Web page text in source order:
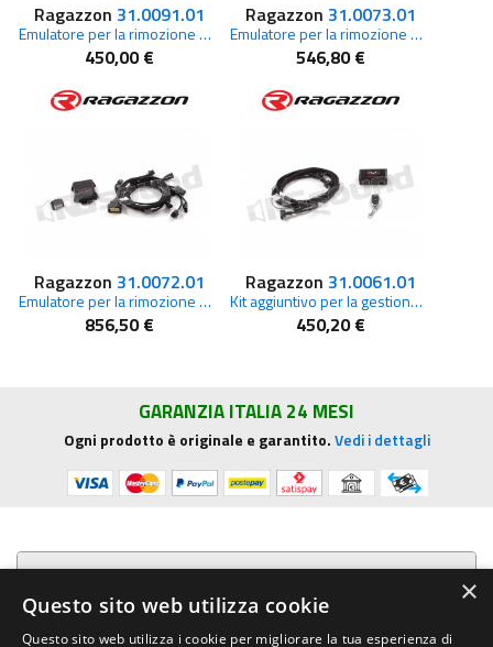
Ragazzon 31.0091.01
Emulatore per la rimozione di GPF/OPF
450,00 €
Ragazzon 31.0073.01
Emulatore per la rimozione degli GPF/OPF originali per BMW
546,80 €
Ragazzon 31.0072.01
Emulatore per la rimozione del catalizzatore e degli OPF per Audi e Cupra
856,50 €
Ragazzon 31.0061.01
Kit aggiuntivo per la gestione dell’apertura delle valvole tramite telecomando per Audi e Cupra
450,20 €
GARANZIA ITALIA 24 MESI
Ogni prodotto è originale e garantito.Vedi i dettagli
Presentazione aziendale
Acquista su R.G. Sound
×
Questo sito web utilizza cookie
Questo sito web utilizza i cookie per migliorare la tua esperienza di